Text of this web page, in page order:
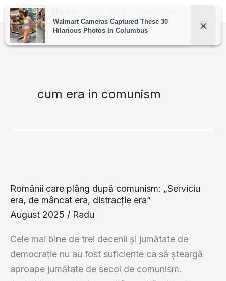
Skip
content
cum era in comunism
Românii care plâng după comunism: „Serviciu
era, de mâncat era, distracţie era”
August 2025 / Radu
Cele mai bine de trei decenii şi jumătate de
democraţie nu au fost suficiente ca să şteargă
aproape jumătate de secol de comunism.